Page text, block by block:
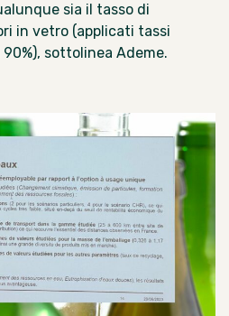
sia il tasso di
in vetro (applicati tassi
sottolinea Ademe.